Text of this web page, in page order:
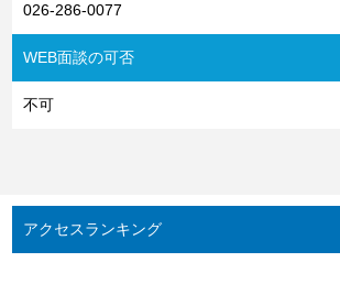
026-286-0077
WEB面談の可否
不可
アクセスランキング